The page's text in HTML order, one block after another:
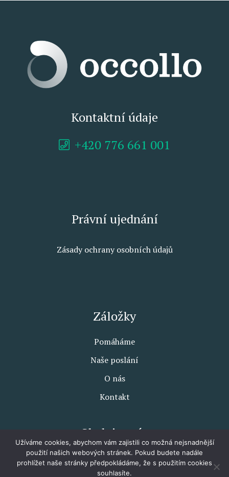
Kontaktní údaje
+420 776 661 001
Právní ujednání
Zásady ochrany osobních údajů
Záložky
Pomáháme
Naše poslání
O nás
Kontakt
Sledujte nás
Užíváme cookies, abychom vám zajistili co možná nejsnadnější
použití našich webových stránek. Pokud budete nadále
prohlížet naše stránky předpokládáme, že s použitím cookies
souhlasíte.